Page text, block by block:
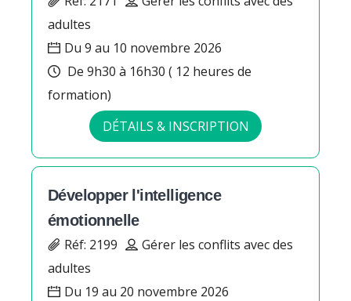
adultes
Du 9 au 10 novembre 2026
De 9h30 à 16h30 ( 12 heures de
formation)
DÉTAILS & INSCRIPTION
Développer l'intelligence
émotionnelle
Réf: 2199
Gérer les conflits avec des
adultes
Du 19 au 20 novembre 2026